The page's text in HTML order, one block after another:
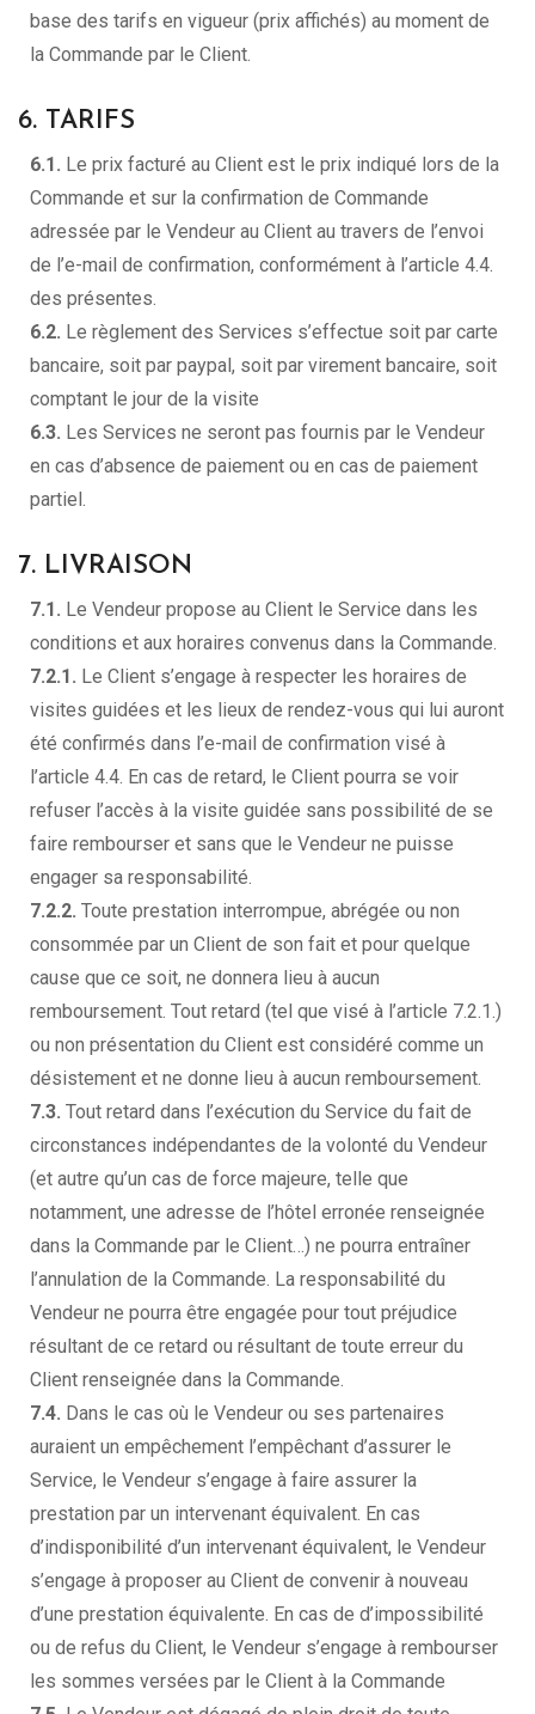
base des tarifs en vigueur (prix affichés) au moment de
la Commande par le Client.
6. TARIFS
6.1. Le prix facturé au Client est le prix indiqué lors de la
Commande et sur la confirmation de Commande
adressée par le Vendeur au Client au travers de l’envoi
de l’e-mail de confirmation, conformément à l’article 4.4.
des présentes.
6.2. Le règlement des Services s’effectue soit par carte
bancaire, soit par paypal, soit par virement bancaire, soit
comptant le jour de la visite
6.3. Les Services ne seront pas fournis par le Vendeur
en cas d’absence de paiement ou en cas de paiement
partiel.
7. LIVRAISON
7.1. Le Vendeur propose au Client le Service dans les
conditions et aux horaires convenus dans la Commande.
7.2.1. Le Client s’engage à respecter les horaires de
visites guidées et les lieux de rendez-vous qui lui auront
été confirmés dans l’e-mail de confirmation visé à
l’article 4.4. En cas de retard, le Client pourra se voir
refuser l’accès à la visite guidée sans possibilité de se
faire rembourser et sans que le Vendeur ne puisse
engager sa responsabilité.
7.2.2. Toute prestation interrompue, abrégée ou non
consommée par un Client de son fait et pour quelque
cause que ce soit, ne donnera lieu à aucun
remboursement. Tout retard (tel que visé à l’article 7.2.1.)
ou non présentation du Client est considéré comme un
désistement et ne donne lieu à aucun remboursement.
7.3. Tout retard dans l’exécution du Service du fait de
circonstances indépendantes de la volonté du Vendeur
(et autre qu’un cas de force majeure, telle que
notamment, une adresse de l’hôtel erronée renseignée
dans la Commande par le Client…) ne pourra entraîner
l’annulation de la Commande. La responsabilité du
Vendeur ne pourra être engagée pour tout préjudice
résultant de ce retard ou résultant de toute erreur du
Client renseignée dans la Commande.
7.4. Dans le cas où le Vendeur ou ses partenaires
auraient un empêchement l’empêchant d’assurer le
Service, le Vendeur s’engage à faire assurer la
prestation par un intervenant équivalent. En cas
d’indisponibilité d’un intervenant équivalent, le Vendeur
s’engage à proposer au Client de convenir à nouveau
d’une prestation équivalente. En cas de d’impossibilité
ou de refus du Client, le Vendeur s’engage à rembourser
les sommes versées par le Client à la Commande